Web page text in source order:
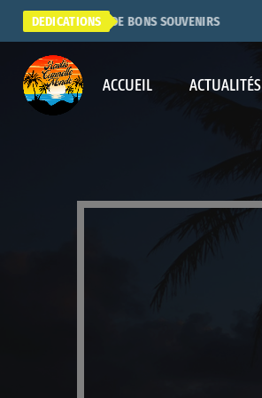
DEDICATIONS
RADIO. QUE DE BONS SOUVENIRS
ACCUEIL ACTUALITÉS